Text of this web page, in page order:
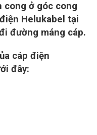
cong ở góc cong
Helukabel tại
đường máng cáp.
cáp điện
đây: